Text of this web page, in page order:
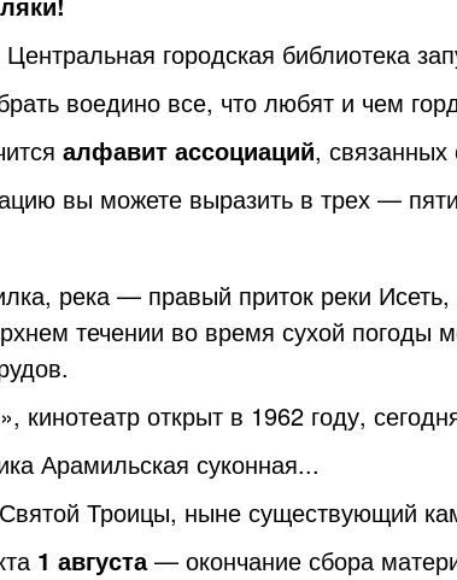
городская библиотека
воедино все, что любят и чем
алфавит ассоциаций,
вы можете выразить в трех —
река — правый приток реки Исеть,
течении во время сухой погоды
кинотеатр открыт в 1962 году,
Арамильская суконная...
Троицы, ныне существующий
1 августа— окончание сбора